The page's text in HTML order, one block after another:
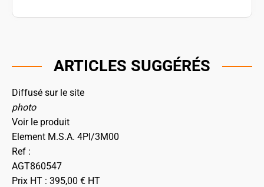
ARTICLES SUGGÉRÉS
Diffusé sur le site
photo
Voir le produit
Element M.S.A. 4Pl/3M00
Ref :
AGT860547
Prix HT : 395,00 € HT